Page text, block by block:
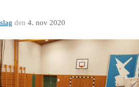
den 4. nov 2020